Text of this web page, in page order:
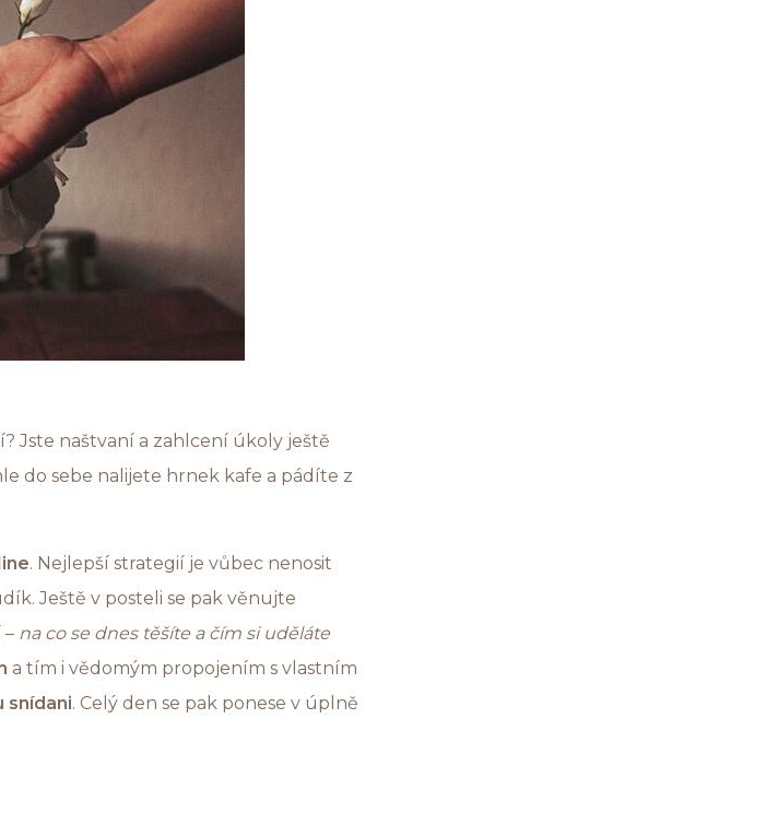
Jste naštvaní a zahlcení úkoly ještě
do sebe nalijete hrnek kafe a pádíte z
. Nejlepší strategií je vůbec nenosit
Ještě v posteli se pak věnujte
– na co se dnes těšíte a čím si uděláte
a tím i vědomým propojením s vlastním
snídani. Celý den se pak ponese v úplně